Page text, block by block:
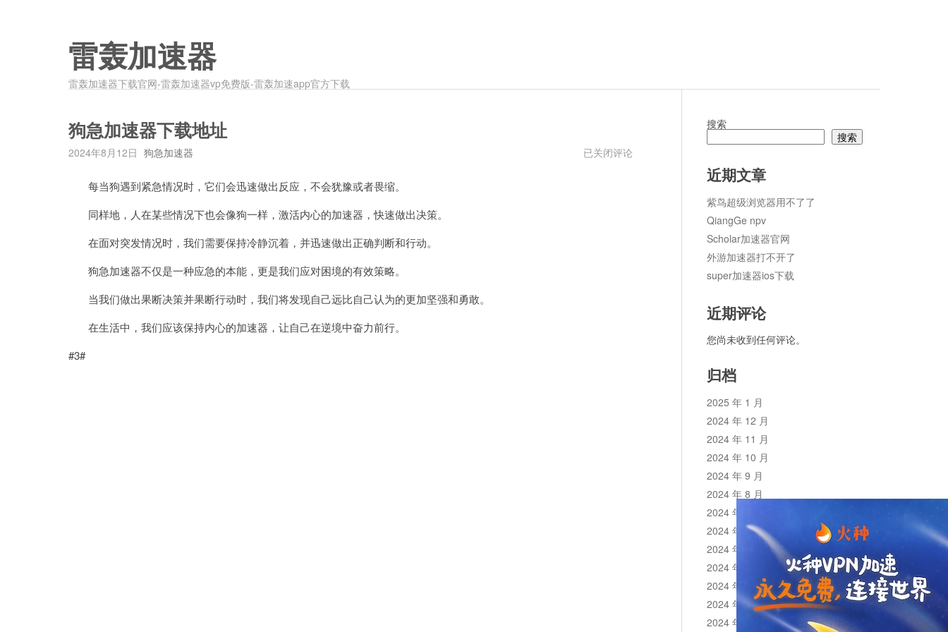
雷轰加速器
雷轰加速器下载官网-雷轰加速器vp免费版-雷轰加速app官方下载
狗急加速器下载地址
2024年8月12日 狗急加速器
狗
已关闭评论
每当狗遇到紧急情况时，它们会迅速做出反应，不会犹豫或者畏缩。
同样地，人在某些情况下也会像狗一样，激活内心的加速器，快速做出决策。
在面对突发情况时，我们需要保持冷静沉着，并迅速做出正确判断和行动。
狗急加速器不仅是一种应急的本能，更是我们应对困境的有效策略。
当我们做出果断决策并果断行动时，我们将发现自己远比自己认为的更加坚强和勇敢。
在生活中，我们应该保持内心的加速器，让自己在逆境中奋力前行。
#3#
搜索
搜索
近期文章
紫鸟超级浏览器用不了了
QiangGe npv
Scholar加速器官网
外游加速器打不开了
super加速器ios下载
近期评论
您尚未收到任何评论。
归档
2025 年 1 月
2024 年 12 月
2024 年 11 月
2024 年 10 月
2024 年 9 月
2024 年 8 月
2024 年 7 月
2024 年 6 月
2024 年 5 月
2024 年 4 月
2024 年 3 月
2024 年 2 月
2024 年 1 月